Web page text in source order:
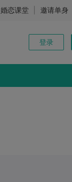
婚恋课堂 邀请单身
登录